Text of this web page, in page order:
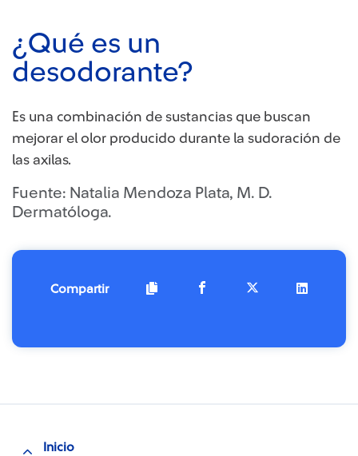
¿Qué es un
desodorante?
Es una combinación de sustancias que buscan
mejorar el olor producido durante la sudoración de
las axilas.
Fuente: Natalia Mendoza Plata, M. D.
Dermatóloga.
Compartir
Inicio